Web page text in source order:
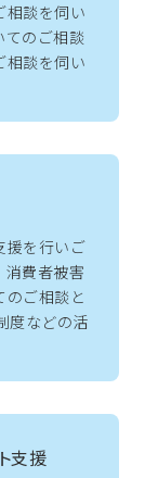
相談を伺い
てのご相談
相談を伺い
援を行いご
費者被害
のご相談と
度などの活
支援